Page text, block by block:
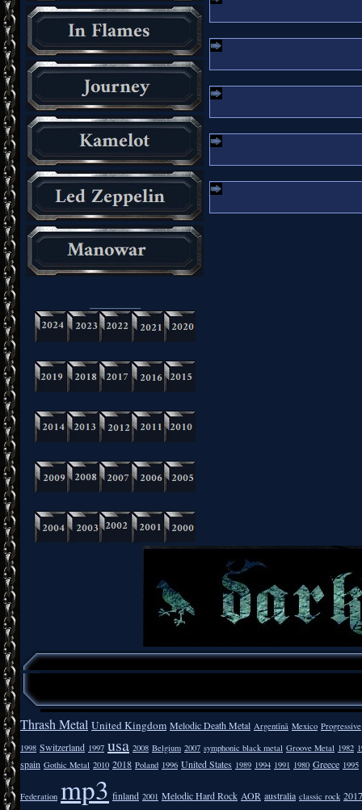
Thrash Metal United Kingdom Melodic Death Metal Argentīnā Mexico Progressive
1998 Switzerland 1997 usa 2008 Belgium 2007 symphonic black metal Groove Metal 1982
spain Gothic Metal 2010 2018 Poland 1996 United States 1989 1994 1991 1980 Greece 1995
Federation mp3 finland 2001 Melodic Hard Rock AOR australia classic rock 2017